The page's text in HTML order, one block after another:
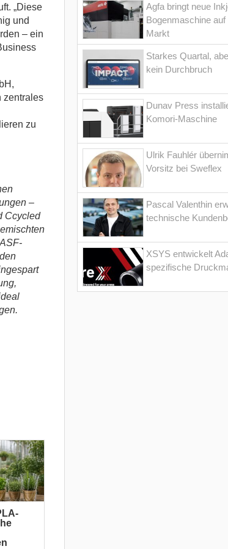
„Diese
und
– ein
zentrales
zu
–
Ccycled
Agfa bringt neue
Bogenmaschine auf
Markt
Starkes Quartal,
kein Durchbruch
Dunav Press
Komori-Maschine
Ulrik Fauhlér
Vorsitz bei Sweflex
Pascal Valenthin
technische
XSYS entwickelt
spezifische